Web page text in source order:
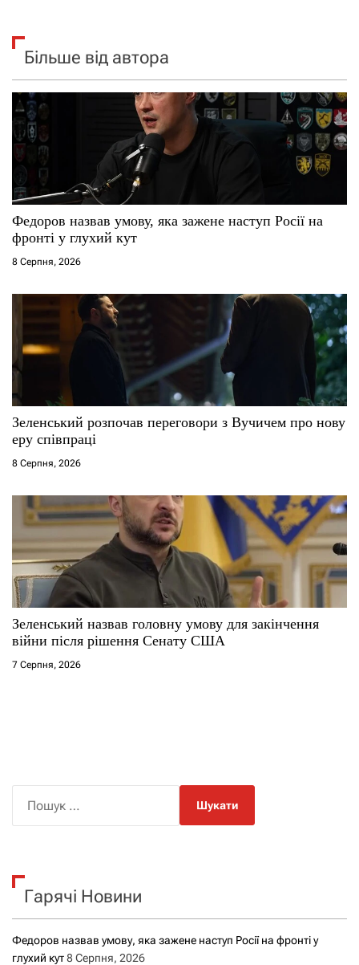
Більше від автора
Федоров назвав умову, яка зажене наступ Росії на
фронті у глухий кут
8 Серпня, 2026
Зеленський розпочав переговори з Вучичем про нову
еру співпраці
8 Серпня, 2026
Зеленський назвав головну умову для закінчення
війни після рішення Сенату США
7 Серпня, 2026
к
Гарячі Новини
Федоров назвав умову, яка зажене наступ Росії на фронті у
глухий кут8 Серпня, 2026